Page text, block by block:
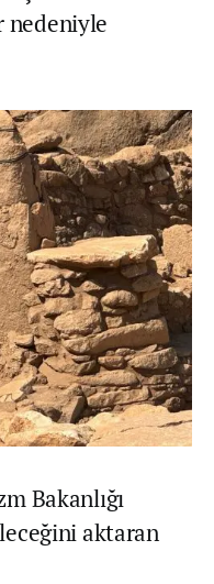
nedeniyle
Bakanlığı
aktaran